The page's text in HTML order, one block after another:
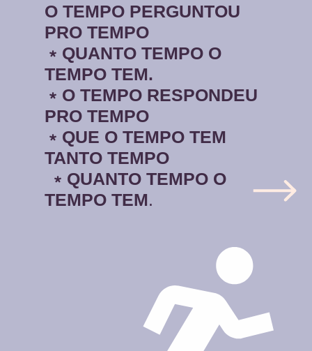
O TEMPO PERGUNTOU
PRO TEMPO
﹡QUANTO TEMPO O
TEMPO TEM.
﹡O TEMPO RESPONDEU
PRO TEMPO
﹡QUE O TEMPO TEM
TANTO TEMPO
﹡QUANTO TEMPO O
TEMPO TEM.